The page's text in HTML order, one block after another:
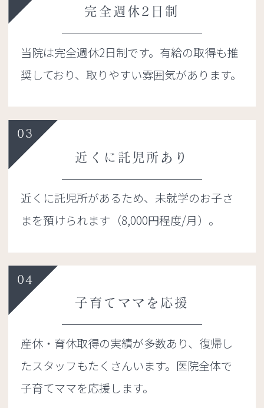
完全週休2日制
当院は完全週休2日制です。有給の取得も推
奨しており、取りやすい雰囲気があります。
03
近くに託児所あり
近くに託児所があるため、未就学のお子さ
まを預けられます（8,000円程度/月）。
04
子育てママを応援
産休・育休取得の実績が多数あり、復帰し
たスタッフもたくさんいます。医院全体で
子育てママを応援します。